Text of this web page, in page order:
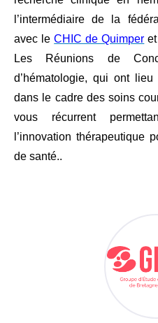
l’intermédiaire de la
avec leCHIC de Quimper
Les Réunions de
d’hématologie, qui ont
dans le cadre des soins
vous récurrent
l’innovation thérapeutique
de santé..